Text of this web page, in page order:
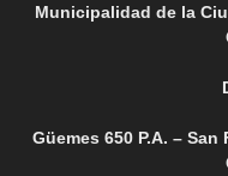
Municipalidad de la
Güemes 650 P.A. –